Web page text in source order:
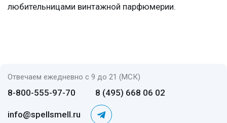
любительницами винтажной парфюмерии.
Отвечаем ежедневно с 9 до 21 (МСК)
8-800-555-97-70 8 (495) 668 06 02
info@spellsmell.ru